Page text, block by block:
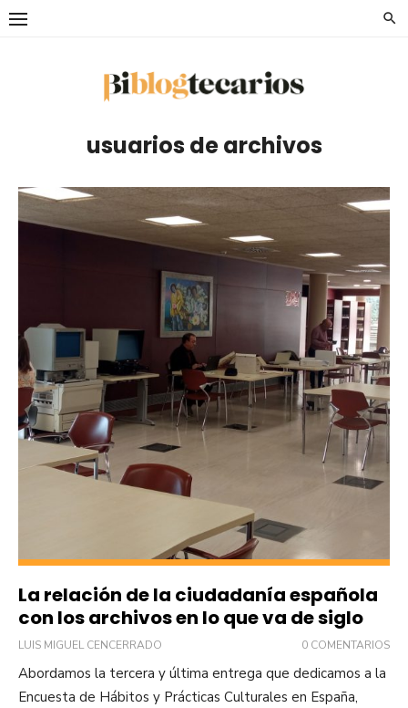
Saltar
usuarios de archivos
La relación de la ciudadanía española
con los archivos en lo que va de siglo
LUIS MIGUEL CENCERRADO 0 COMENTARIOS
Abordamos la tercera y última entrega que dedicamos a la
Encuesta de Hábitos y Prácticas Culturales en España,